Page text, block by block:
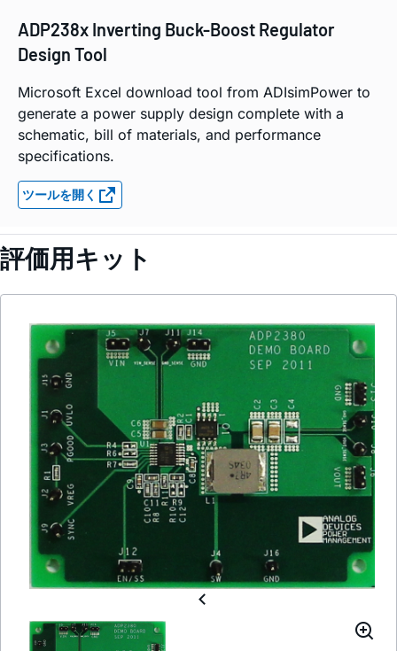
ADP238x Inverting Buck-Boost Regulator
Design Tool
Microsoft Excel download tool from ADIsimPower to
generate a power supply design complete with a
schematic, bill of materials, and performance
specifications.
ツールを開く
評価用キット